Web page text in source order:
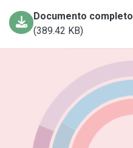
Documento completo
(389.42 KB)